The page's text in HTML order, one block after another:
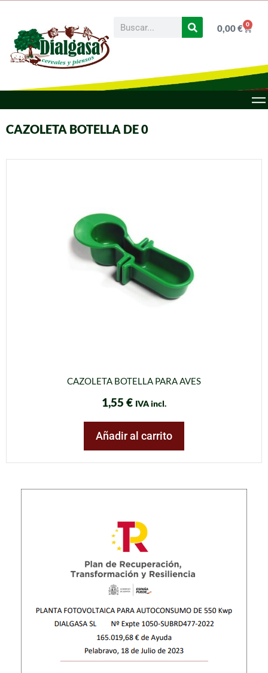
0,00€ 0
CAZOLETA BOTELLA DE 0
CAZOLETA BOTELLA PARA AVES
1,55 € IVA incl.
Añadir al carrito